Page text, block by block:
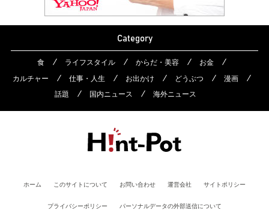
Category
食 ライフスタイル からだ・美容
お金
カルチャー
仕事・人生 お出かけ どうぶつ
漫画
話題
国内ニュース 海外ニュース
ホーム このサイトについて お問い合わせ 運営会社 サイトポリシー
プライバシーポリシー パーソナルデータの外部送信について